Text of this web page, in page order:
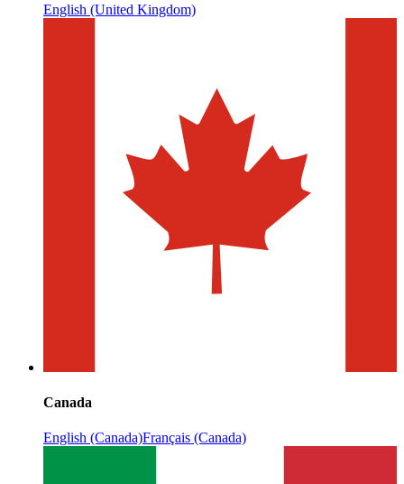
English (United Kingdom)
Canada
English (Canada)Français (Canada)